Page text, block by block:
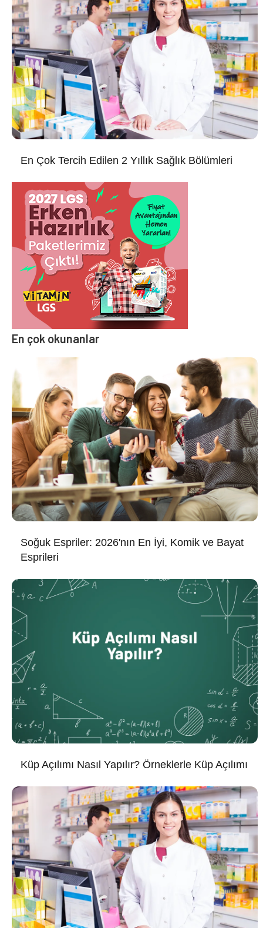
En Çok Tercih Edilen 2 Yıllık Sağlık Bölümleri
En çok okunanlar
Soğuk Espriler: 2026'nın En İyi, Komik ve Bayat
Esprileri
Küp Açılımı Nasıl Yapılır? Örneklerle Küp Açılımı